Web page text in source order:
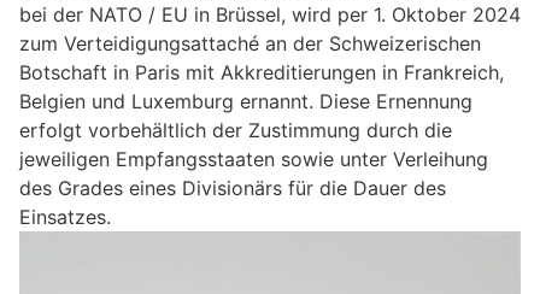
bei der NATO / EU in Brüssel, wird per 1. Oktober 2024
zum Verteidigungsattaché an der Schweizerischen
Botschaft in Paris mit Akkreditierungen in Frankreich,
Belgien und Luxemburg ernannt. Diese Ernennung
erfolgt vorbehältlich der Zustimmung durch die
jeweiligen Empfangsstaaten sowie unter Verleihung
des Grades eines Divisionärs für die Dauer des
Einsatzes.